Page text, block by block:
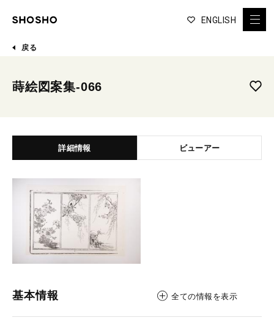
ENGLISH
戻る
蒔絵図案集-066
詳細情報 ビューアー
基本情報 全ての情報を表示